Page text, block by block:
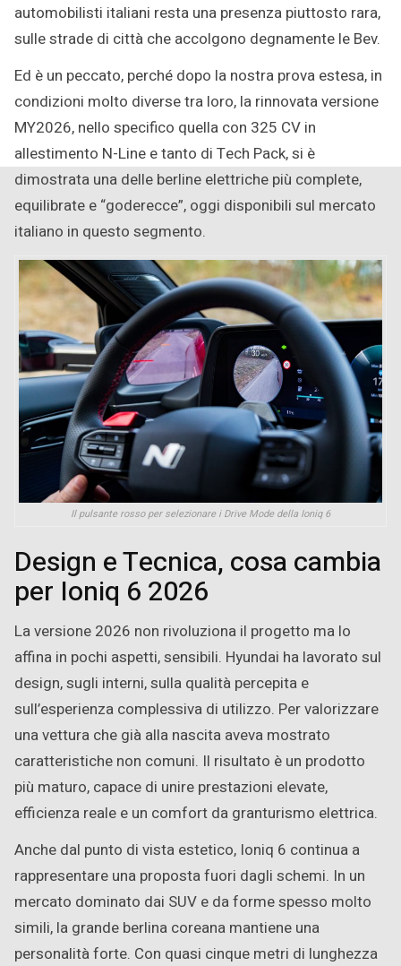
automobilisti italiani resta una presenza piuttosto rara,
sulle strade di città che accolgono degnamente le Bev.
Ed è un peccato, perché dopo la nostra prova estesa, in
condizioni molto diverse tra loro, la rinnovata versione
MY2026, nello specifico quella con 325 CV in
allestimento N-Line e tanto di Tech Pack, si è
dimostrata una delle berline elettriche più complete,
equilibrate e “goderecce”, oggi disponibili sul mercato
italiano in questo segmento.
Il pulsante rosso per selezionare i Drive Mode della Ioniq 6
Design e Tecnica, cosa cambia
per Ioniq 6 2026
La versione 2026 non rivoluziona il progetto ma lo
affina in pochi aspetti, sensibili. Hyundai ha lavorato sul
design, sugli interni, sulla qualità percepita e
sull’esperienza complessiva di utilizzo. Per valorizzare
una vettura che già alla nascita aveva mostrato
caratteristiche non comuni. Il risultato è un prodotto
più maturo, capace di unire prestazioni elevate,
efficienza reale e un comfort da granturismo elettrica.
Anche dal punto di vista estetico, Ioniq 6 continua a
rappresentare una proposta fuori dagli schemi. In un
mercato dominato dai SUV e da forme spesso molto
simili, la grande berlina coreana mantiene una
personalità forte. Con quasi cinque metri di lunghezza